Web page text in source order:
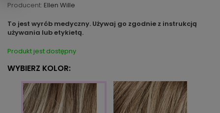
Producent: Ellen Wille
To jest wyrób medyczny. Używaj go zgodnie z instrukcją
używania lub etykietą.
Produkt jest dostępny
WYBIERZ KOLOR: